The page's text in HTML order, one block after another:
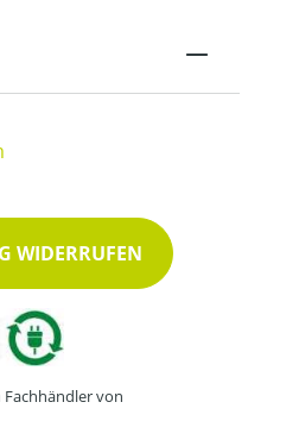
WIDERRUFEN
Fachhändler von